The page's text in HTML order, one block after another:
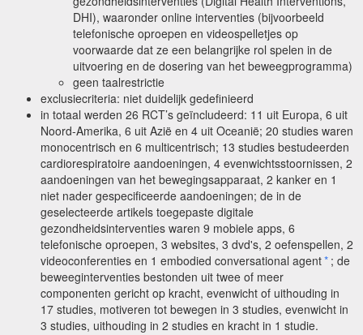
DHI), waaronder online interventies (bijvoorbeeld
telefonische oproepen en videospelletjes op
voorwaarde dat ze een belangrijke rol spelen in de
uitvoering en de dosering van het beweegprogramma)
geen taalrestrictie
exclusiecriteria: niet duidelijk gedefinieerd
in totaal werden 26 RCT’s geïncludeerd: 11 uit Europa, 6 uit
Noord-Amerika, 6 uit Azië en 4 uit Oceanië; 20 studies waren
monocentrisch en 6 multicentrisch; 13 studies bestudeerden
cardiorespiratoire aandoeningen, 4 evenwichtsstoornissen, 2
aandoeningen van het bewegingsapparaat, 2 kanker en 1
niet nader gespecificeerde aandoeningen; de in de
geselecteerde artikels toegepaste digitale
gezondheidsinterventies waren 9 mobiele apps, 6
telefonische oproepen, 3 websites, 3 dvd's, 2 oefenspellen, 2
videoconferenties en 1 embodied conversational agent* ; de
beweeginterventies bestonden uit twee of meer
componenten gericht op kracht, evenwicht of uithouding in
17 studies, motiveren tot bewegen in 3 studies, evenwicht in
3 studies, uithouding in 2 studies en kracht in 1 studie.